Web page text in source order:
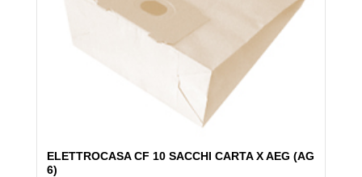
ELETTROCASA CF 10 SACCHI CARTA X AEG (AG
6)